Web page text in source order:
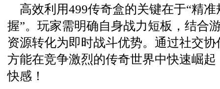
高效利用499传奇盒的关键在于“精准
握”。玩家需明确自身战力短板，结合
资源转化为即时战斗优势。通过社交
方能在竞争激烈的传奇世界中快速崛
快感！